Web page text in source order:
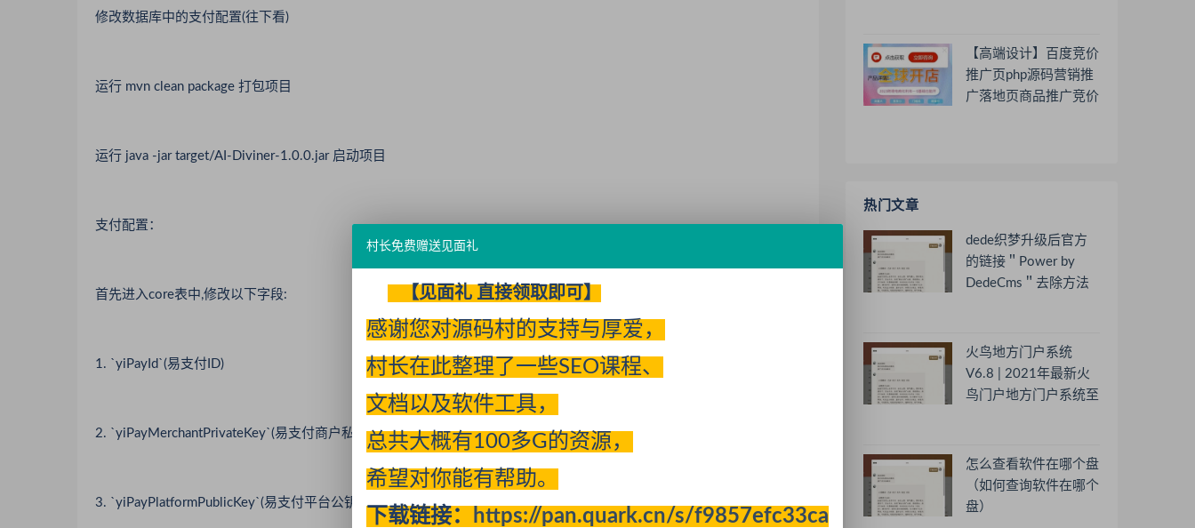
修改数据库中的支付配置(往下看)
运行 mvn clean package 打包项目
运行 java -jar target/AI-Diviner-1.0.0.jar 启动项目
支付配置：
首先进入core表中,修改以下字段:
1. `yiPayId`(易支付ID)
2. `yiPayMerchantPrivateKey`(易支付商户私钥)
3. `yiPayPlatformPublicKey`(易支付平台公钥)
【高端设计】百度竞价
推广页php源码营销推
广落地页商品推广竞价
热门文章
dede织梦升级后官方
的链接＂Power by
DedeCms＂去除方法
火鸟地方门户系统
V6.8 | 2021年最新火
鸟门户地方门户系统至
怎么查看软件在哪个盘
（如何查询软件在哪个
盘）
村长免费赠送见面礼
【见面礼 直接领取即可】
感谢您对源码村的支持与厚爱，
村长在此整理了一些SEO课程、
文档以及软件工具，
总共大概有100多G的资源，
希望对你能有帮助。
下载链接：
https://pan.quark.cn/s/f9857efc33ca